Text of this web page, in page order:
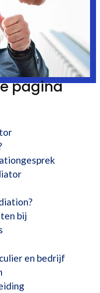
pagina
bij
en bedrijf